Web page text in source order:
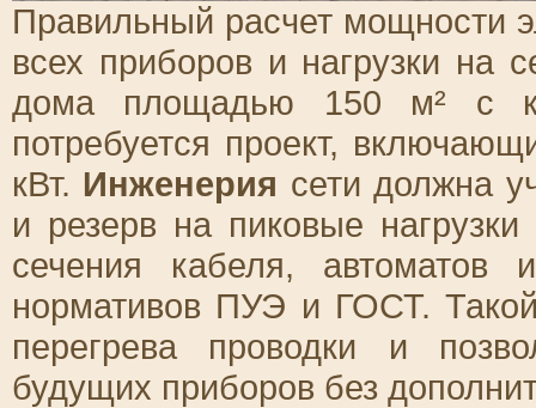
Правильный расчет мощности
всех приборов и нагрузки
дома площадью 150 м² с
потребуется проект,
кВт. Инженерия сети должна
и резерв на пиковые
сечения кабеля, автоматов
нормативов ПУЭ и ГОСТ.
перегрева проводки и
будущих приборов без